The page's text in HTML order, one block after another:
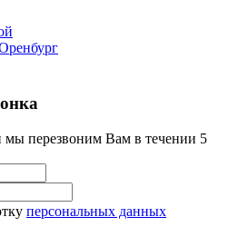
мы перезвоним Вам в течении 5
персональных данных